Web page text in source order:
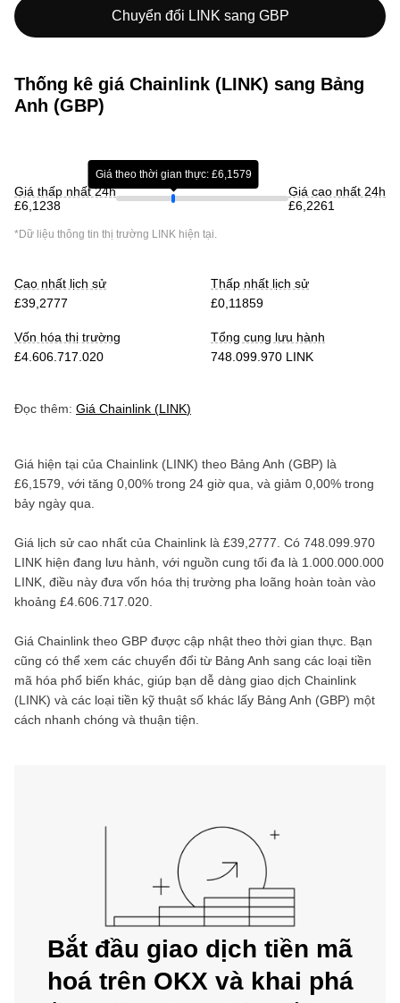
Chuyển đổi LINK sang GBP
Thống kê giá Chainlink (LINK) sang Bảng
Anh (GBP)
Giá thấp nhất 24h
£6,1238
Giá theo thời gian thực: £6,1579
Giá cao nhất 24h
£6,2261
*Dữ liệu thông tin thị trường LINK hiện tại.
Cao nhất lịch sử
£39,2777
Thấp nhất lịch sử
£0,11859
Vốn hóa thị trường
£4.606.717.020
Tổng cung lưu hành
748.099.970 LINK
Đọc thêm: Giá Chainlink (LINK)
Giá hiện tại của Chainlink (LINK) theo Bảng Anh (GBP) là
£6,1579 , với tăng 0,00% trong 24 giờ qua, và giảm 0,00% trong
bảy ngày qua.
Giá lịch sử cao nhất của Chainlink là £39,2777 . Có 748.099.970
LINK hiện đang lưu hành, với nguồn cung tối đa là 1.000.000.000
LINK , điều này đưa vốn hóa thị trường pha loãng hoàn toàn vào
khoảng £4.606.717.020
Giá Chainlink theo GBP được cập nhật theo thời gian thực. Bạn
cũng có thể xem các chuyển đổi từ Bảng Anh sang các loại tiền
mã hóa phổ biến khác, giúp bạn dễ dàng giao dịch Chainlink
(LINK) và các loại tiền kỹ thuật số khác lấy Bảng Anh (GBP) một
cách nhanh chóng và thuận tiện.
Bắt đầu giao dịch tiền mã
hoá trên OKX và khai phá